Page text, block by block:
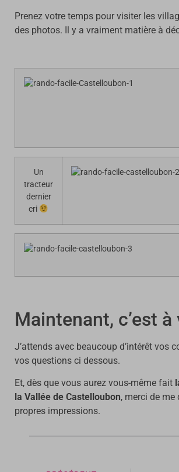
Prenez votre temps pour visiter les
des photos. Il y a vraiment matière à
Un
tracteur
dernier
cri
Maintenant, c’est à
J’attends avec beaucoup d’intérêt vos
vos questions ci dessous.
Et, dès que vous aurez vous-même fait
la Vallée de Castelloubon, merci de me
propres impressions.